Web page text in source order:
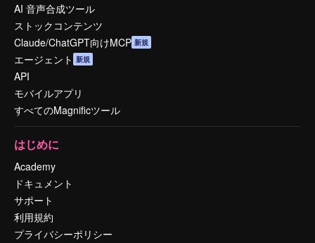
AI 音声合成ツール
ストックコンテンツ
Claude/ChatGPT向けMCP 新規
エージェント 新規
API
モバイルアプリ
すべてのMagnificツール
はじめに
Academy
ドキュメント
サポート
利用規約
プライバシーポリシー